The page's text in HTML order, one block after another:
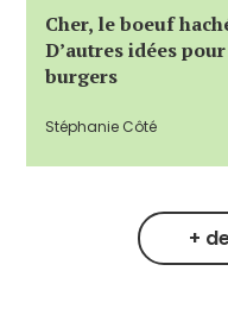
Cher, le boeuf
D’autres idées
burgers
Stéphanie Côté
+